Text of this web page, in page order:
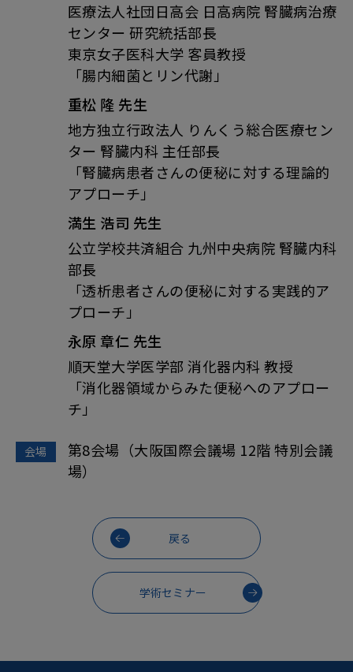
医療法人社団日高会 日高病院 腎臓病治療
センター 研究統括部長
東京女子医科大学 客員教授
「腸内細菌とリン代謝」
重松 隆 先生
地方独立行政法人 りんくう総合医療セン
ター 腎臓内科 主任部長
「腎臓病患者さんの便秘に対する理論的
アプローチ」
満生 浩司 先生
公立学校共済組合 九州中央病院 腎臓内科
部長
「透析患者さんの便秘に対する実践的ア
プローチ」
永原 章仁 先生
順天堂大学医学部 消化器内科 教授
「消化器領域からみた便秘へのアプロー
チ」
会場
第8会場（大阪国際会議場 12階 特別会議
場）
戻る
学術セミナー